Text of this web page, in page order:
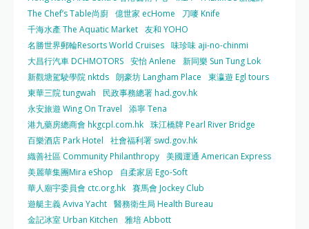
The Chef’s Table尚廚 億世家 ecHome
刀嘜 Knife
千海水產 The Aquatic Market 友和 YOHO
名勝世界郵輪Resorts World Cruises 味珍味 aji-no-chinmi
大昌行汽車 DCHMOTORS 安怡 Anlene
新同樂 Sun Tung Lok
新觀塘駕駛學院 nktds 朗豪坊 Langham Place
東瀛遊 Egl tours
東華三院 tungwah
民政事務總署 had.gov.hk
永安旅遊 Wing On Travel
添寧 Tena
港九藥房總商會 hkgcpl.com.hk 珠江橋牌 Pearl River Bridge
百樂酒店 Park Hotel
社會福利署 swd.gov.hk
織善社區 Community Philanthropy 美國運通 American Express
美麗華集團Mira eShop
自柔家居 Ego-Soft
華人廟宇委員會 ctc.org.hk 賽馬會 Jockey Club
遊艇主義 Aviva Yacht 醫務衛生局 Health Bureau
金記冰室 Urban Kitchen
雅培 Abbott